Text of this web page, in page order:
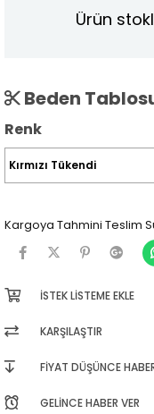
Ürün
Beden
Renk
Kargoya Tahmini Teslim
İSTEK LISTEME EKLE
KARŞILAŞTIR
FIYAT DÜŞÜNCE
GELINCE HABER VER